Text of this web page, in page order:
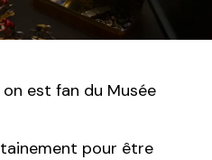
est fan du Musée
pour être